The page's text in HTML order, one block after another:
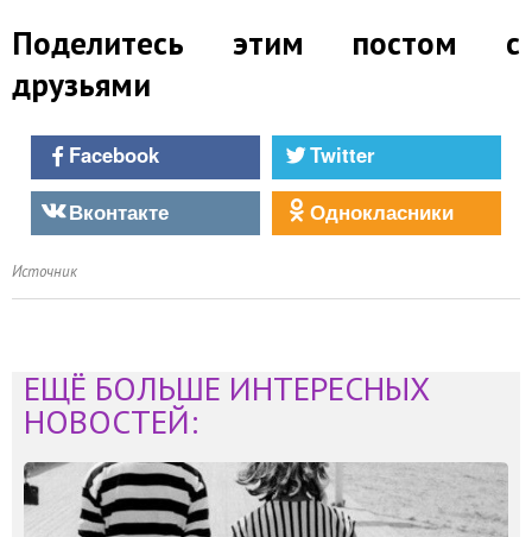
Поделитесь этим постом с
друзьями
Facebook
Twitter
Вконтакте
Однокласники
Источник
ЕЩЁ БОЛЬШЕ ИНТЕРЕСНЫХ
НОВОСТЕЙ: